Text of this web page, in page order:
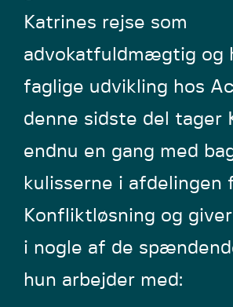
Katrines rejse som
advokatfuldmægtig og
faglige udvikling hos
denne sidste del tager
endnu en gang med
kulisserne i afdelingen
Konfliktløsning og
i nogle af de
hun arbejder med: